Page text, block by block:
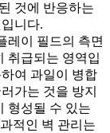
것에 반응하는
니다.
레이 필드의 측면
취급되는 영역입
여 과일이 병합
가는 것을 방지
형성될 수 있는
적인 벽 관리는